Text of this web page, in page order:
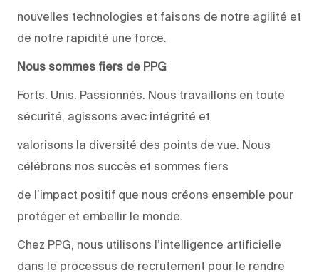
nouvelles technologies et faisons de notre agilité et
de notre rapidité une force.
Nous sommes fiers de PPG
Forts. Unis. Passionnés. Nous travaillons en toute
sécurité, agissons avec intégrité et
valorisons la diversité des points de vue. Nous
célébrons nos succès et sommes fiers
de l’impact positif que nous créons ensemble pour
protéger et embellir le monde.
Chez PPG, nous utilisons l’intelligence artificielle
dans le processus de recrutement pour le rendre